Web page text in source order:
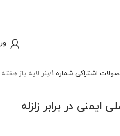
اشتراکی شماره 1 بنر لایه باز هفته
ایمنی در برابر زلزله